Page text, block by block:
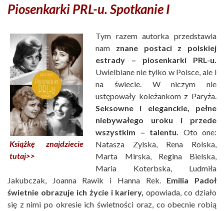
Piosenkarki PRL-u. Spotkanie I
Książkę znajdziecie
tutaj>>
Tym razem autorka przedstawia
nam znane postaci z polskiej
estrady – piosenkarki PRL-u.
Uwielbiane nie tylko w Polsce, ale i
na świecie. W niczym nie
ustępowały koleżankom z Paryża.
Seksowne i eleganckie, pełne
niebywałego uroku i przede
wszystkim – talentu. Oto one:
Natasza Zylska, Rena Rolska,
Marta Mirska, Regina Bielska,
Maria Koterbska, Ludmiła
Jakubczak, Joanna Rawik i Hanna Rek. Emilia Padoł
świetnie obrazuje ich życie i kariery, opowiada, co działo
się z nimi po okresie ich świetności oraz, co obecnie robią